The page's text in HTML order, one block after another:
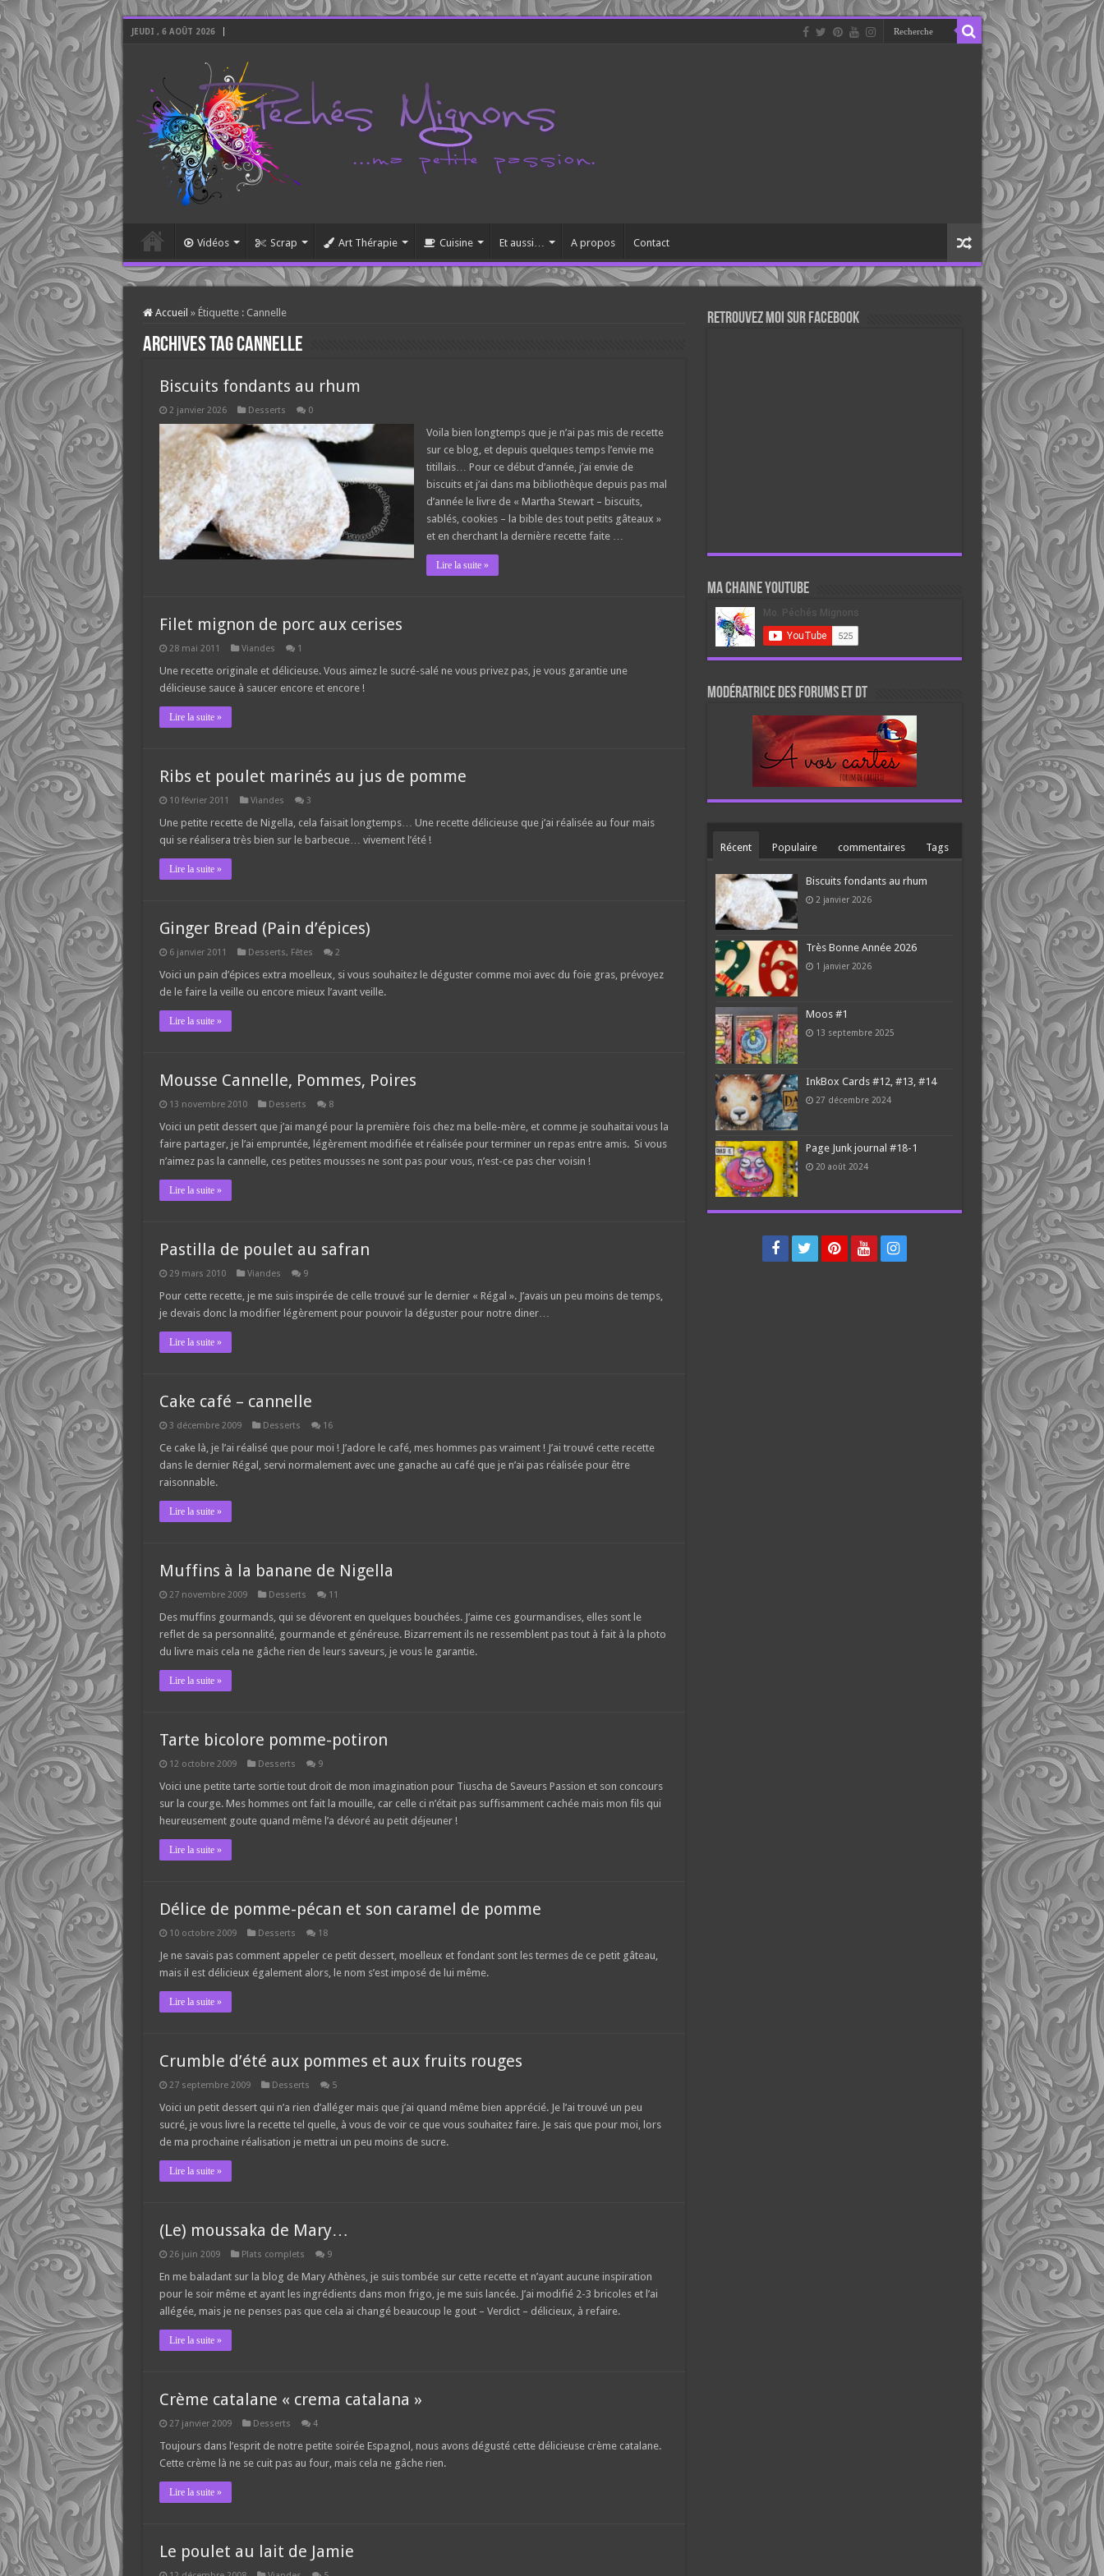
JEUDI , 6 AOÛT 2026
Vidéos Scrap Art Thérapie Cuisine Et aussi… A propos Contact
Accueil » Étiquette : Cannelle
Archives tagCannelle
Biscuits fondants au rhum
2 janvier 2026 Desserts 0
Voila bien longtemps que je n’ai pas mis de recette
sur ce blog, et depuis quelques temps l’envie me
titillais… Pour ce début d’année, j’ai envie de
biscuits et j’ai dans ma bibliothèque depuis pas mal
d’année le livre de « Martha Stewart – biscuits,
sablés, cookies – la bible des tout petits gâteaux »
et en cherchant la dernière recette faite …
Lire la suite »
Filet mignon de porc aux cerises
28 mai 2011 Viandes 1
Une recette originale et délicieuse. Vous aimez le sucré-salé ne vous privez pas, je vous garantie une
délicieuse sauce à saucer encore et encore !
Lire la suite »
Ribs et poulet marinés au jus de pomme
10 février 2011 Viandes 3
Une petite recette de Nigella, cela faisait longtemps… Une recette délicieuse que j’ai réalisée au four mais
qui se réalisera très bien sur le barbecue… vivement l’été !
Lire la suite »
Ginger Bread (Pain d’épices)
6 janvier 2011 Desserts, Fêtes 2
Voici un pain d’épices extra moelleux, si vous souhaitez le déguster comme moi avec du foie gras, prévoyez
de le faire la veille ou encore mieux l’avant veille.
Lire la suite »
Mousse Cannelle, Pommes, Poires
13 novembre 2010 Desserts 8
Voici un petit dessert que j’ai mangé pour la première fois chez ma belle-mère, et comme je souhaitai vous la
faire partager, je l’ai empruntée, légèrement modifiée et réalisée pour terminer un repas entre amis. Si vous
n’aimez pas la cannelle, ces petites mousses ne sont pas pour vous, n’est-ce pas cher voisin !
Lire la suite »
Pastilla de poulet au safran
29 mars 2010 Viandes 9
Pour cette recette, je me suis inspirée de celle trouvé sur le dernier « Régal ». J’avais un peu moins de temps,
je devais donc la modifier légèrement pour pouvoir la déguster pour notre diner…
Lire la suite »
Cake café – cannelle
3 décembre 2009 Desserts 16
Ce cake là, je l’ai réalisé que pour moi ! J’adore le café, mes hommes pas vraiment ! J’ai trouvé cette recette
dans le dernier Régal, servi normalement avec une ganache au café que je n’ai pas réalisée pour être
raisonnable.
Lire la suite »
Muffins à la banane de Nigella
27 novembre 2009 Desserts 11
Des muffins gourmands, qui se dévorent en quelques bouchées. J’aime ces gourmandises, elles sont le
reflet de sa personnalité, gourmande et généreuse. Bizarrement ils ne ressemblent pas tout à fait à la photo
du livre mais cela ne gâche rien de leurs saveurs, je vous le garantie.
Lire la suite »
Tarte bicolore pomme-potiron
12 octobre 2009 Desserts 9
Voici une petite tarte sortie tout droit de mon imagination pour Tiuscha de Saveurs Passion et son concours
sur la courge. Mes hommes ont fait la mouille, car celle ci n’était pas suffisamment cachée mais mon fils qui
heureusement goute quand même l’a dévoré au petit déjeuner !
Lire la suite »
Délice de pomme-pécan et son caramel de pomme
10 octobre 2009 Desserts 18
Je ne savais pas comment appeler ce petit dessert, moelleux et fondant sont les termes de ce petit gâteau,
mais il est délicieux également alors, le nom s’est imposé de lui même.
Lire la suite »
Crumble d’été aux pommes et aux fruits rouges
27 septembre 2009 Desserts 5
Voici un petit dessert qui n’a rien d’alléger mais que j’ai quand même bien apprécié. Je l’ai trouvé un peu
sucré, je vous livre la recette tel quelle, à vous de voir ce que vous souhaitez faire. Je sais que pour moi, lors
de ma prochaine réalisation je mettrai un peu moins de sucre.
Lire la suite »
(Le) moussaka de Mary…
26 juin 2009 Plats complets 9
En me baladant sur la blog de Mary Athènes, je suis tombée sur cette recette et n’ayant aucune inspiration
pour le soir même et ayant les ingrédients dans mon frigo, je me suis lancée. J’ai modifié 2-3 bricoles et l’ai
allégée, mais je ne penses pas que cela ai changé beaucoup le gout – Verdict – délicieux, à refaire.
Lire la suite »
Crème catalane « crema catalana »
27 janvier 2009 Desserts 4
Toujours dans l’esprit de notre petite soirée Espagnol, nous avons dégusté cette délicieuse crème catalane.
Cette crème là ne se cuit pas au four, mais cela ne gâche rien.
Lire la suite »
Le poulet au lait de Jamie
Retrouvez moi sur Facebook
Ma chaine Youtube
Modératrice des forums et DT
Récent Populaire commentaires Tags
Biscuits fondants au rhum
2 janvier 2026
Très Bonne Année 2026
1 janvier 2026
Moos #1
13 septembre 2025
InkBox Cards #12, #13, #14
27 décembre 2024
Page Junk journal #18-1
20 août 2024